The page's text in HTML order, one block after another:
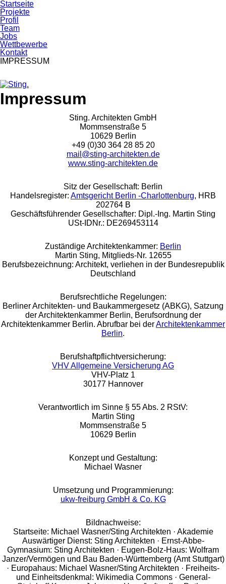
Startseite
Projekte
Profil
Team
Jobs
Wettbewerbe
Kontakt
IMPRESSUM
Skip
to
Skip
to
Impressum
Sting. Architekten GmbH
Mommsenstraße 5
10629 Berlin
+49 (0)30 364 28 85 20
mail@sting-architekten.de
www.sting-architekten.de
Sitz der Gesellschaft: Berlin
Handelsregister: Amtsgericht Berlin -Charlottenburg, HRB
202764 B
Geschäftsführender Gesellschafter: Dipl.-Ing. Martin Sting
USt-IDNr.: DE269453114
Zuständige Architektenkammer: Berlin
Martin Sting, Mitglieds-Nr. 12655
Berufsbezeichnung: Architekt, verliehen in der Bundesrepublik
Deutschland
Berufsrechtliche Regelungen:
Berliner Architekten- und Baukammergesetz (ABKG), Satzung
der Architektenkammer Berlin, Berufsordnung der
Architektenkammer Berlin. Abrufbar bei derArchitektenkammer
Berlin.
Berufshaftpflichtversicherung:
VHV Allgemeine Versicherung AG
VHV-Platz 1
30177 Hannover
Verantwortlich im Sinne § 55 Abs. 2 RStV:
Martin Sting
Mommsenstraße 5
10629 Berlin
Konzept und Gestaltung:
Michael Wasner
Umsetzung und Programmierung:
ukw-freiburg GmbH & Co. KG
Bildnachweise:
Startseite: Michael Wasner/Sting Architekten · Akademie
Auswärtiger Dienst: Sting Architekten · Ernst-Abbe-
Gymnasium: Sting Architekten · Eugen-Bolz-Haus: Wolfram
Janzer/Vermögen und Bau Baden-Württemberg (Amt Stuttgart)
· Europahaus: Michael Wasner/Sting Architekten · Freiheits-
und Einheitsdenkmal: Wikimedia Commons · General-